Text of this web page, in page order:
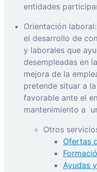
entidades
Orientación
el desarrollo de
y laborales que
desempleadas en
mejora de la
pretende situar a
favorable ante el
mantenimiento a
Otros
Ofertas
Ayudas